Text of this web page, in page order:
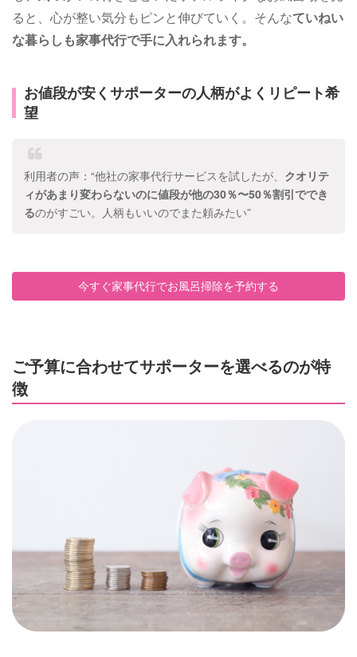
ると、心が整い気分もピンと伸びていく。そんなていねい
な暮らしも家事代行で手に入れられます。
お値段が安くサポーターの人柄がよくリピート希
望
利用者の声：“他社の家事代行サービスを試したが、 クオリテ
ィがあまり変わらないのに値段が他の30％〜50％割引ででき
るのがすごい。人柄もいいのでまた頼みたい”
今すぐ家事代行でお風呂掃除を予約する
ご予算に合わせてサポーターを選べるのが特
徴